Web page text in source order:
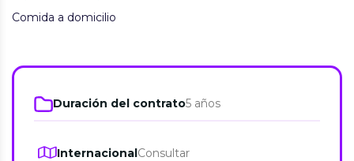
Comida a domicilio
Duración del contrato5 años
InternacionalConsultar